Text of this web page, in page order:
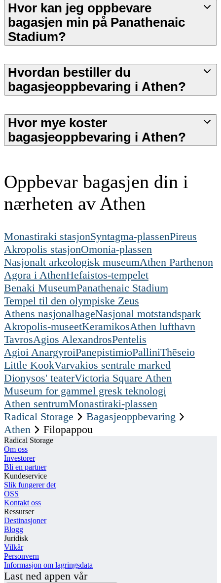
Hvor kan jeg oppbevare
bagasjen min på Panathenaic
Stadium?
Hvordan bestiller du
bagasjeoppbevaring i Athen?
Hvor mye koster
bagasjeoppbevaring i Athen?
Oppbevar bagasjen din i
nærheten av Athen
Monastiraki stasjonSyntagma-plassenPireus
Akropolis stasjonOmonia-plassen
Nasjonalt arkeologisk museumAthen Parthenon
Agora i AthenHefaistos-tempelet
Benaki MuseumPanathenaic Stadium
Tempel til den olympiske Zeus
Athens nasjonalhageNasjonal motstandspark
Akropolis-museetKeramikosAthen lufthavn
TavrosAgios AlexandrosPentelis
Agioi AnargyroiPanepistimioPalliniThēseio
Little KookVarvakios sentrale marked
Dionysos' teaterVictoria Square Athen
Museum for gammel gresk teknologi
Athen sentrumMonastiraki-plassen
Radical Storage
Bagasjeoppbevaring
Athen
Filopappou
Radical Storage
Om oss
Investorer
Bli en partner
Kundeservice
Slik fungerer det
OSS
Kontakt oss
Ressurser
Destinasjoner
Blogg
Juridisk
Vilkår
Personvern
Informasjon om lagringsdata
Last ned appen vår